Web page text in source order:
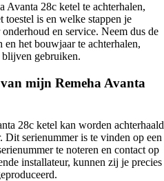
Avanta 28c ketel te achterhalen,
toestel is en welke stappen je
en service. Neem dus de
het bouwjaar te achterhalen,
gebruiken.
mijn Remeha Avanta
28c ketel kan worden achterhaald
Dit serienummer is te vinden op een
te noteren en contact op
installateur, kunnen zij je precies